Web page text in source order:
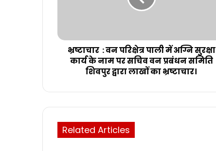
भ्रष्टाचार : वन परिक्षेत्र पाली में अग्नि सुरक्षा
कार्य के नाम पर सचिव वन प्रबंधन समिति
शिवपुर द्वारा लाखों का भ्रष्टाचार।
Related Articles